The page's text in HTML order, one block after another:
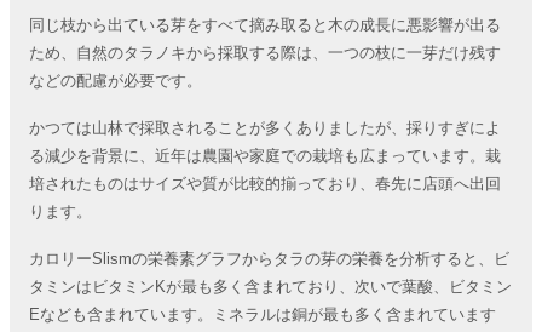
同じ枝から出ている芽をすべて摘み取ると木の成長に悪影響が出る
ため、自然のタラノキから採取する際は、一つの枝に一芽だけ残す
などの配慮が必要です。
かつては山林で採取されることが多くありましたが、採りすぎによ
る減少を背景に、近年は農園や家庭での栽培も広まっています。栽
培されたものはサイズや質が比較的揃っており、春先に店頭へ出回
ります。
カロリーSlismの栄養素グラフからタラの芽の栄養を分析すると、ビ
タミンはビタミンKが最も多く含まれており、次いで葉酸、ビタミン
Eなども含まれています。ミネラルは銅が最も多く含まれています